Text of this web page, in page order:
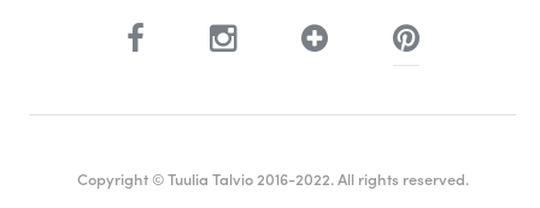
Copyright © Tuulia Talvio 2016-2022. All rights reserved.